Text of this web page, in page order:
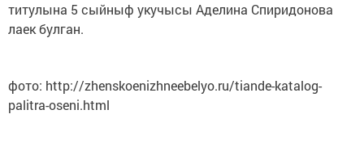
титулына 5 сыйныф укучысы Аделина Спиридонова
лаек булган.
фото: http://zhenskoenizhneebelyo.ru/tiande-katalog-
palitra-oseni.html